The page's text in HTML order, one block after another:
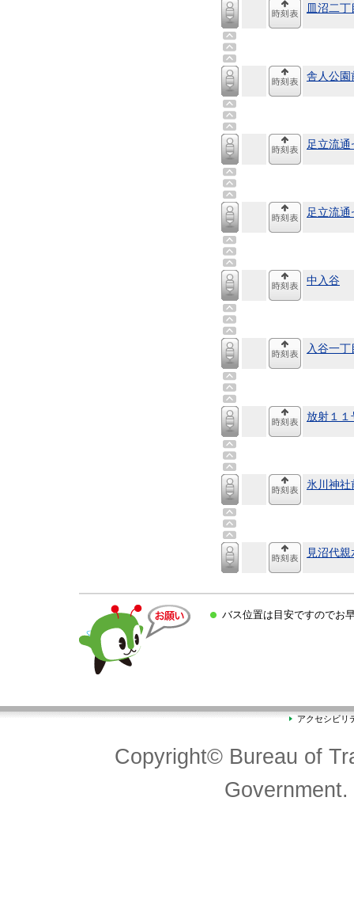
皿沼二丁
舎人公園
足立流
足立流
中入谷
入谷一丁
放射１１
氷川神社
見沼代
バス位置は目安ですのでお
アクセシビリ
Copyright© Bureau of